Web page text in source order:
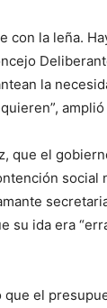
con la leña.
la
que el
social
su ida era
que el